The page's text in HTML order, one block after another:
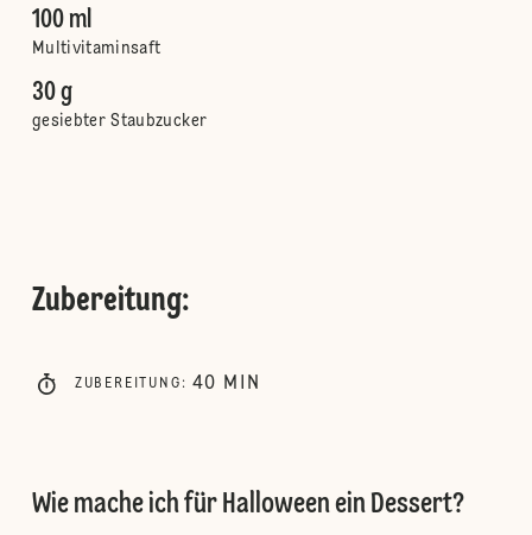
100 ml
Multivitaminsaft
30 g
gesiebter Staubzucker
Zubereitung:
ZUBEREITUNG : 40 MIN
Wie mache ich für Halloween ein Dessert?